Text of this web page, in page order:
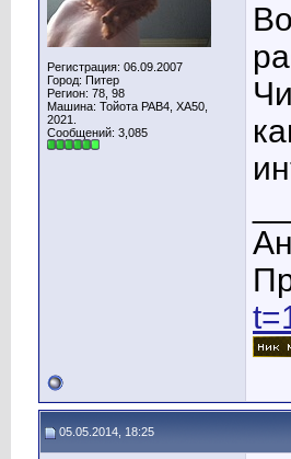
Регистрация: 06.09.2007
Город: Питер
Регион: 78, 98
Машина: Тойота РАВ4, ХА50,
2021.
Сообщений: 3,085
05.05.2014, 18:25